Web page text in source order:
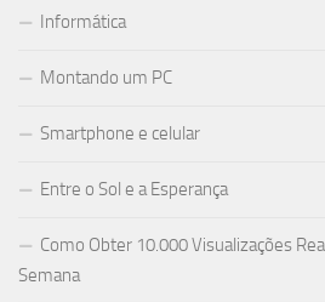
Informática
Montando um PC
Smartphone e celular
Entre o Sol e a Esperança
Como Obter 10.000 Visualizações
Semana